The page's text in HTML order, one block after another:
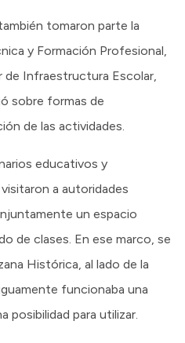
tomaron parte la
y Formación Profesional,
de Infraestructura Escolar,
sobre formas de
de las actividades.
educativos y
a autoridades
un espacio
de clases. En ese marco, se
Histórica, al lado de la
funcionaba una
posibilidad para utilizar.